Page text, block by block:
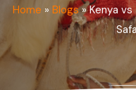
Contact Us
Privacy Policy
Home » Blogs»Kenya